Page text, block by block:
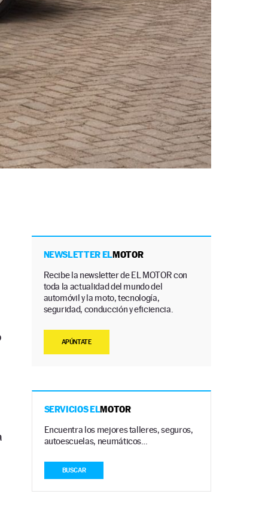
NEWSLETTER ELMOTOR
Recibe la newsletter de EL MOTOR con
toda la actualidad del mundo del
automóvil y la moto, tecnología,
seguridad, conducción y eficiencia.
APÚNTATE
SERVICIOS ELMOTOR
Encuentra los mejores talleres, seguros,
autoescuelas, neumáticos…
BUSCAR